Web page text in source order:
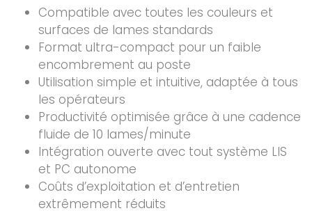
Compatible avec toutes les couleurs et
surfaces de lames standards
Format ultra-compact pour un faible
encombrement au poste
Utilisation simple et intuitive, adaptée à tous
les opérateurs
Productivité optimisée grâce à une cadence
fluide de 10 lames/minute
Intégration ouverte avec tout système LIS
et PC autonome
Coûts d’exploitation et d’entretien
extrêmement réduits